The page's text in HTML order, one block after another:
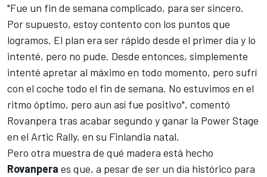
"Fue un fin de semana complicado, para ser sincero.
Por supuesto, estoy contento con los puntos que
logramos. El plan era ser rápido desde el primer día y lo
intenté, pero no pude. Desde entonces, simplemente
intenté apretar al máximo en todo momento, pero sufrí
con el coche todo el fin de semana. No estuvimos en el
ritmo óptimo, pero aun así fue positivo", comentó
Rovanpera tras acabar segundo y ganar la Power Stage
en el Artic Rally, en su Finlandia natal.
Pero otra muestra de qué madera está hecho
Rovanpera es que, a pesar de ser un día histórico para